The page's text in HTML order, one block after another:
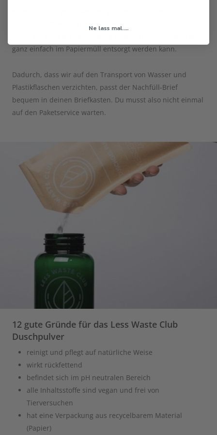
ganz einfach im Papiermüll entsorgt werden kann.
Dadurch, dass wir auf den Transport von Wasser und
Plastikflaschen verzichten, passt der Nachfüll-Brief
bequem in deinen Briefkasten. Du musst also nicht einmal
auf den Paketservice warten.
12 gute Gründe für das Less Waste Club
Duschpulver
reinigt und pflegt auf natürliche Weise
wirkt rückfettend
befindet sich im pH neutralen Bereich
alle Inhaltsstoffe sind vegan und frei von
Tierversuchen
hat eine Verpackung aus recycelbarem Material
(Papier)
Ne lass mal....